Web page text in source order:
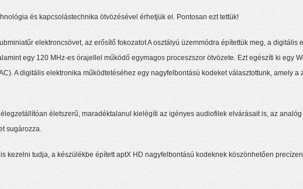
és kapcsolástechnika ötvözésével érhetjük el. Pontosan ezt tettük!
elektroncsövet, az erősítő fokozatot A osztályú üzemmódra építettük meg, a digitális
egy 120 MHz-es órajellel működő egymagos proceszszor ötvözete. Ezt egészíti ki egy
A digitális elektronika működtetéséhez egy nagyfelbontású kodeket választottunk, amely a
életszerű, maradéktalanul kielégíti az igényes audiofilek elvárásait is, az
sugározza.
kezelni tudja, a készülékbe épített aptX HD nagyfelbontású kodeknek köszönhetően